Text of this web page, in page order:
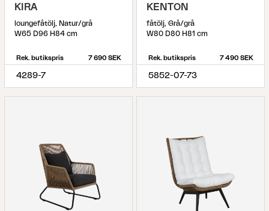
KIRA
loungefåtölj, Natur/grå
W65 D96 H84 cm
Rek. butikspris 7 690 SEK
4289-7
KENTON
fåtölj, Grå/grå
W80 D80 H81 cm
Rek. butikspris 7 490 SEK
5852-07-73